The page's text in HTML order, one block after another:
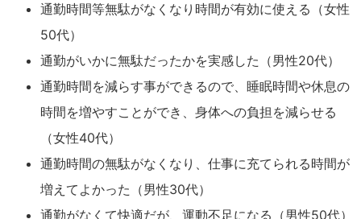
通勤時間等無駄がなくなり時間が有効に使える（女性
50代）
通勤がいかに無駄だったかを実感した（男性20代）
通勤時間を減らす事ができるので、睡眠時間や休息の
時間を増やすことができ、身体への負担を減らせる
（女性40代）
通勤時間の無駄がなくなり、仕事に充てられる時間が
増えてよかった（男性30代）
通勤がなくて快適だが、運動不足になる（男性50代）